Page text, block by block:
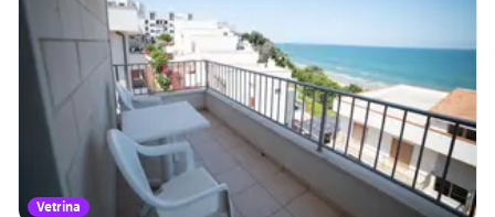
Vetrina